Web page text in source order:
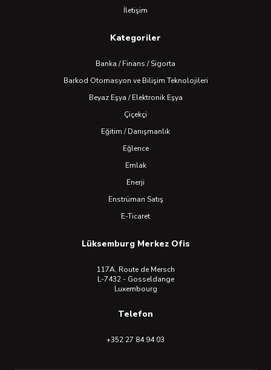
İletişim
Kategoriler
Banka / Finans / Sigorta
Barkod Otomasyon ve Bilişim Teknolojileri
Beyaz Eşya / Elektronik Eşya
Çiçekçi
Eğitim / Danışmanlık
Eğlence
Emlak
Enerji
Enstrüman Satış
E-Ticaret
Lüksemburg Merkez Ofis
117A, Route de Mersch
L-7432 - Gosseldange
Luxembourg
Telefon
+352 27 84 94 03